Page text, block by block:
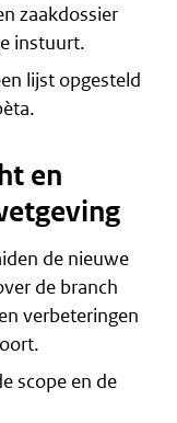
zaakdossier
instuurt.
lijst opgesteld
en
de nieuwe
de branch
verbeteringen
scope en de